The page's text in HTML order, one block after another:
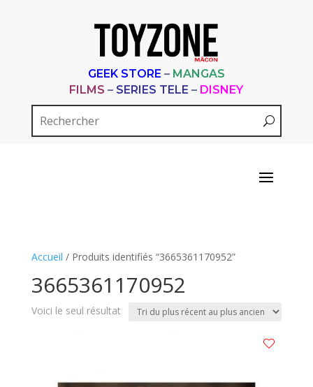
GEEK STORE – MANGAS
FILMS – SERIES TELE – DISNEY
Accueil / Produits identifiés “3665361170952”
3665361170952
Voici le seul résultat